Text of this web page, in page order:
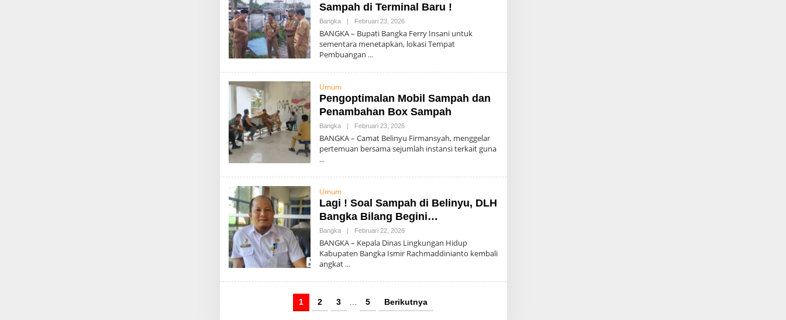
Sampah di Terminal Baru !
Bangka | Februari 23, 2026O
E
H
BANGKA – Bupati Bangka Ferry Insani untuk
sementara menetapkan, lokasi Tempat
Pembuangan
Umum
Pengoptimalan Mobil Sampah dan
Penambahan Box Sampah
Bangka | Februari 23, 2026O
E
H
BANGKA – Camat Belinyu Firmansyah, menggelar
pertemuan bersama sejumlah instansi terkait guna
Umum
Lagi ! Soal Sampah di Belinyu, DLH
Bangka Bilang Begini…
Bangka | Februari 22, 2026O
E
H
BANGKA – Kepala Dinas Lingkungan Hidup
Kabupaten Bangka Ismir Rachmaddinianto kembali
angkat
1 2 3 5 Berikutnya